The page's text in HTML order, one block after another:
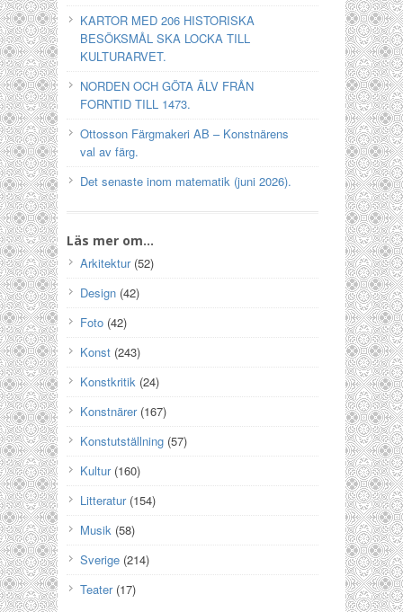
KARTOR MED 206 HISTORISKA
BESÖKSMÅL SKA LOCKA TILL
KULTURARVET.
NORDEN OCH GÖTA ÄLV FRÅN
FORNTID TILL 1473.
Ottosson Färgmakeri AB – Konstnärens
val av färg.
Det senaste inom matematik (juni 2026).
Läs mer om…
Arkitektur(52)
Design (42)
Foto (42)
Konst (243)
Konstkritik (24)
Konstnärer(167)
Konstutställning (57)
Kultur(160)
Litteratur(154)
Musik (58)
Sverige (214)
Teater(17)